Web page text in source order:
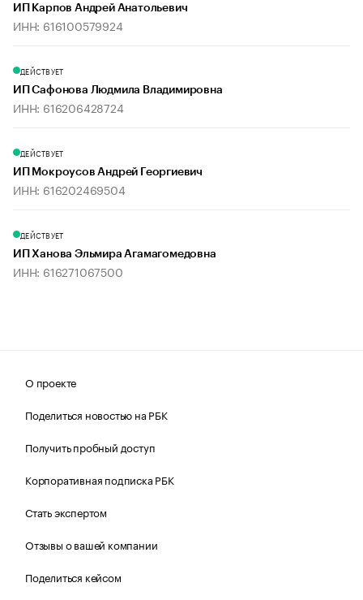
ИП Карпов Андрей Анатольевич
ИНН: 616100579924
ДЕЙСТВУЕТ
ИП Сафонова Людмила Владимировна
ИНН: 616206428724
ДЕЙСТВУЕТ
ИП Мокроусов Андрей Георгиевич
ИНН: 616202469504
ДЕЙСТВУЕТ
ИП Ханова Эльмира Агамагомедовна
ИНН: 616271067500
О проекте
Поделиться новостью на РБК
Получить пробный доступ
Корпоративная подписка РБК
Стать экспертом
Отзывы о вашей компании
Поделиться кейсом